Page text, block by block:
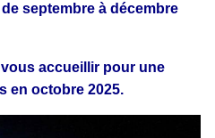
septembre à décembre
accueillir pour une
en octobre 2025.